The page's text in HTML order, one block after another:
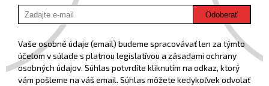
Odoberať
Vaše osobné údaje (email) budeme spracovávať len za týmto
účelom v súlade s platnou legislatívou a zásadami ochrany
osobných údajov. Súhlas potvrdíte kliknutím na odkaz, ktorý
vám pošleme na váš email. Súhlas môžete kedykoľvek odvolať